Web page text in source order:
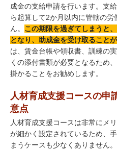
成金の支給申請を行います。支
ら起算して2か月以内に管轄の
ん。 この期限を過ぎてしまうと
となり、助成金を受け取ること
は、賃金台帳や領収書、訓練の
くの添付書類が必要となるため
掛かることをお勧めします。
人材育成支援コースの申
意点
人材育成支援コースは非常にメ
が細かく設定されているため、
まうケースも少なくありません